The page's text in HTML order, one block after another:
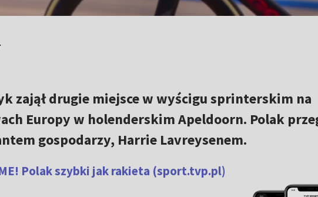
zajął drugie miejsce w wyścigu sprinterskim na
Europy w holenderskim Apeldoorn. Polak
gospodarzy, Harrie Lavreysenem.
Polak szybki jak rakieta (sport.tvp.pl)